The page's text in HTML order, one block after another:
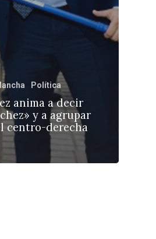
Política
anima a decir
y a agrupar
centro-derecha